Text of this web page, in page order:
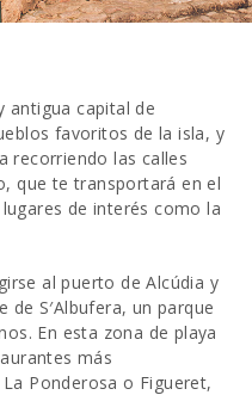
antigua capital de
favoritos de la isla, y
recorriendo las calles
que te transportará en el
de interés como la
al puerto de Alcúdia y
S′Albufera, un parque
En esta zona de playa
más
Ponderosa o Figueret,